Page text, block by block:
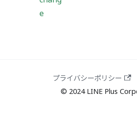
e
プライバシーポリシー
© 2024 LINE Plus